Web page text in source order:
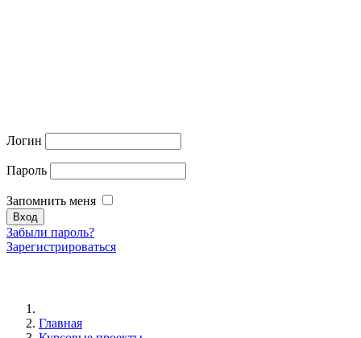
Логин
Пароль
Запомнить меня
Забыли пароль?
Зарегистрироваться
Главная